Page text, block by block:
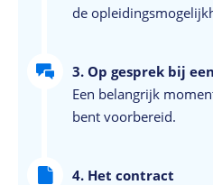
de
3. Op gesprek bij
Een belangrijk
bent voorbereid.
4. Het contract